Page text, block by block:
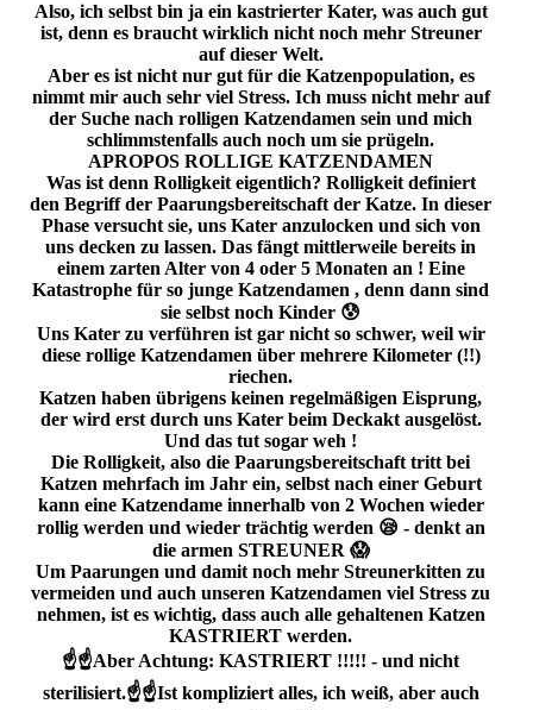
Also, ich selbst bin ja ein kastrierter Kater, was auch gut
ist, denn es braucht wirklich nicht noch mehr Streuner
auf dieser Welt.
Aber es ist nicht nur gut für die Katzenpopulation, es
nimmt mir auch sehr viel Stress. Ich muss nicht mehr auf
der Suche nach rolligen Katzendamen sein und mich
schlimmstenfalls auch noch um sie prügeln.
APROPOS ROLLIGE KATZENDAMEN
Was ist denn Rolligkeit eigentlich? Rolligkeit definiert
den Begriff der Paarungsbereitschaft der Katze. In dieser
Phase versucht sie, uns Kater anzulocken und sich von
uns decken zu lassen. Das fängt mittlerweile bereits in
einem zarten Alter von 4 oder 5 Monaten an ! Eine
Katastrophe für so junge Katzendamen , denn dann sind
sie selbst noch Kinder 😰
Uns Kater zu verführen ist gar nicht so schwer, weil wir
diese rollige Katzendamen über mehrere Kilometer (!!)
riechen.
Katzen haben übrigens keinen regelmäßigen Eisprung,
der wird erst durch uns Kater beim Deckakt ausgelöst.
Und das tut sogar weh !
Die Rolligkeit, also die Paarungsbereitschaft tritt bei
Katzen mehrfach im Jahr ein, selbst nach einer Geburt
kann eine Katzendame innerhalb von 2 Wochen wieder
rollig werden und wieder trächtig werden 😪 - denkt an
die armen STREUNER 😱
Um Paarungen und damit noch mehr Streunerkitten zu
vermeiden und auch unseren Katzendamen viel Stress zu
nehmen, ist es wichtig, dass auch alle gehaltenen Katzen
KASTRIERT werden.
☝️☝️Aber Achtung: KASTRIERT !!!!! - und nicht
sterilisiert.☝️☝️Ist kompliziert alles, ich weiß, aber auch